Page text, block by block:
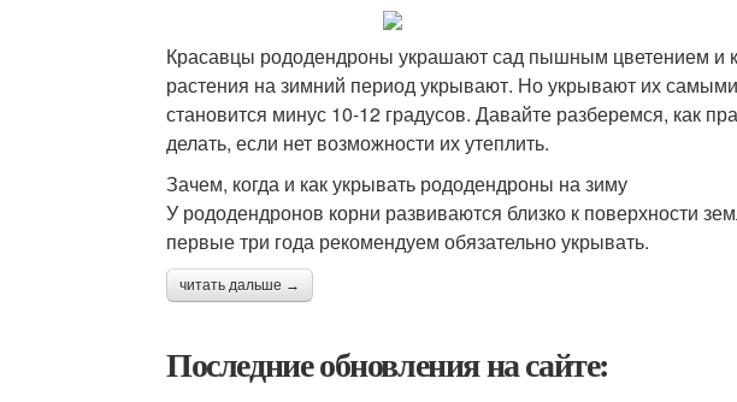
Красавцы рододендроны украшают сад пышным цветением и
растения на зимний период укрывают. Но укрывают их
становится минус 10-12 градусов. Давайте разберемся, как
делать, если нет возможности их утеплить.
Зачем, когда и как укрывать рододендроны на зиму
У рододендронов корни развиваются близко к поверхности
первые три года рекомендуем обязательно укрывать.
читать дальше →
Последние обновления на сайте: